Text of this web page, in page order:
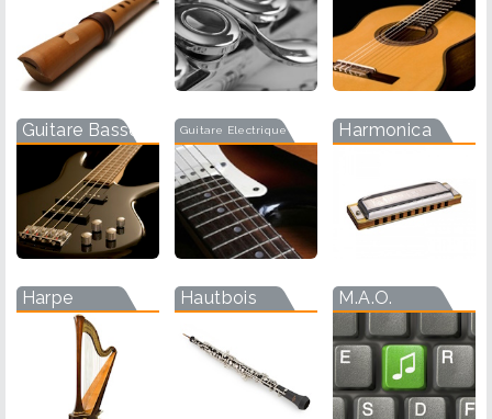
Guitare Basse Guitare Electrique Harmonica
Harpe Hautbois M.A.O.